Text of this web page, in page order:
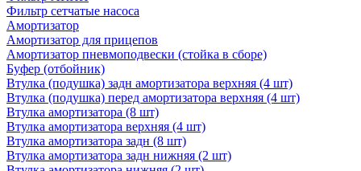
Фильтр сетчатые насоса
Амортизатор
Амортизатор для прицепов
Амортизатор пневмоподвески (стойка в сборе)
Буфер (отбойник)
Втулка (подушка) задн амортизатора верхняя (4 шт)
Втулка (подушка) перед амортизатора верхняя (4 шт)
Втулка амортизатора (8 шт)
Втулка амортизатора верхняя (4 шт)
Втулка амортизатора задн (8 шт)
Втулка амортизатора задн нижняя (2 шт)